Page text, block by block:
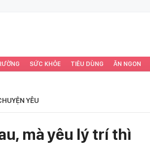
SỨC KHỎE TIÊU DÙNG ĂN NGON
YÊU
mà yêu lý trí thì